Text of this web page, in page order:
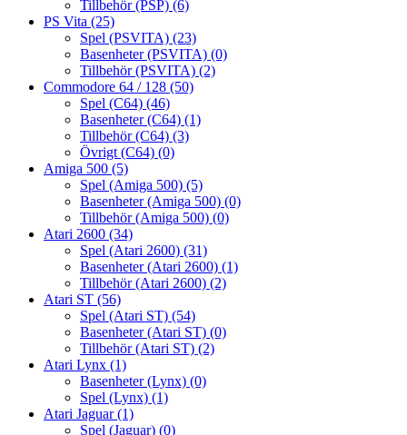
Tillbehör (PSP) (6)
PS Vita (25)
Spel (PSVITA) (23)
Basenheter (PSVITA) (0)
Tillbehör (PSVITA) (2)
Commodore 64 / 128 (50)
Spel (C64) (46)
Basenheter (C64) (1)
Tillbehör (C64) (3)
Övrigt (C64) (0)
Amiga 500 (5)
Spel (Amiga 500) (5)
Basenheter (Amiga 500) (0)
Tillbehör (Amiga 500) (0)
Atari 2600 (34)
Spel (Atari 2600) (31)
Basenheter (Atari 2600) (1)
Tillbehör (Atari 2600) (2)
Atari ST (56)
Spel (Atari ST) (54)
Basenheter (Atari ST) (0)
Tillbehör (Atari ST) (2)
Atari Lynx (1)
Basenheter (Lynx) (0)
Spel (Lynx) (1)
Atari Jaguar(1)
Spel (Jaguar) (0)